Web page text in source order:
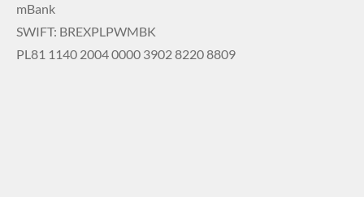
mBank
SWIFT: BREXPLPWMBK
PL81 1140 2004 0000 3902 8220 8809